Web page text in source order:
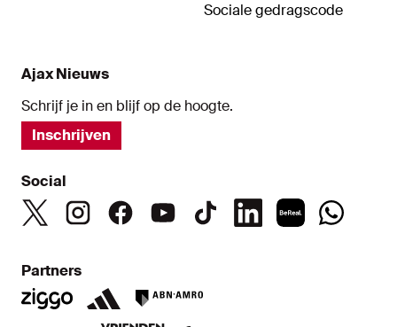
Sociale gedragscode
Ajax Nieuws
Schrijf je in en blijf op de hoogte.
Inschrijven
Social
Partners